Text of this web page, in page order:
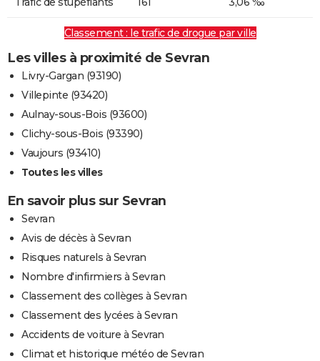
Classement : le trafic de drogue par ville
Les villes à proximité de Sevran
Livry-Gargan (93190)
Villepinte (93420)
Aulnay-sous-Bois (93600)
Clichy-sous-Bois (93390)
Vaujours (93410)
Toutes les villes
En savoir plus sur Sevran
Sevran
Avis de décès à Sevran
Risques naturels à Sevran
Nombre d'infirmiers à Sevran
Classement des collèges à Sevran
Classement des lycées à Sevran
Accidents de voiture à Sevran
Climat et historique météo de Sevran